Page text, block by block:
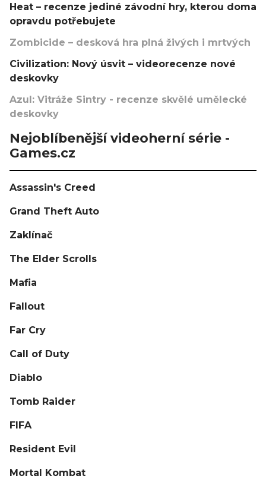
Heat – recenze jediné závodní hry, kterou doma
opravdu potřebujete
Zombicide – desková hra plná živých i mrtvých
Civilization: Nový úsvit – videorecenze nové
deskovky
Azul: Vitráže Sintry - recenze skvělé umělecké
deskovky
Nejoblíbenější videoherní série -
Games.cz
Assassin's Creed
Grand Theft Auto
Zaklínač
The Elder Scrolls
Mafia
Fallout
Far Cry
Call of Duty
Diablo
Tomb Raider
FIFA
Resident Evil
Mortal Kombat